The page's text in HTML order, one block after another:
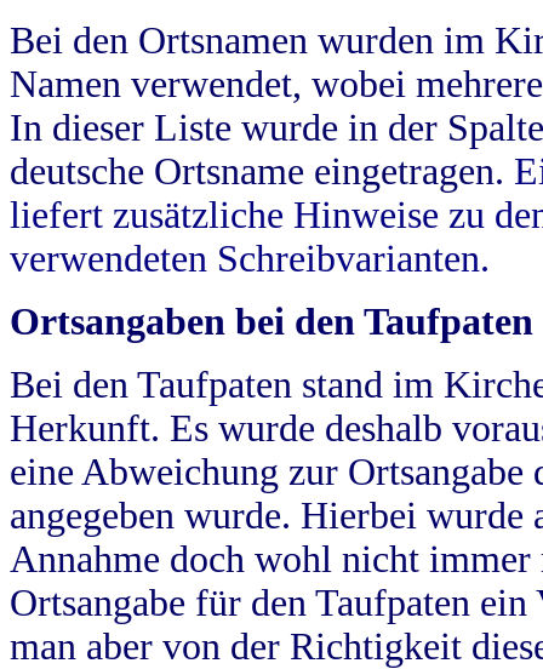
Bei den Ortsnamen wurden im
Namen verwendet, wobei
In dieser Liste wurde in der
deutsche Ortsname eingetragen.
liefert zusätzliche Hinweise zu
verwendeten Schreibvarianten.
Ortsangaben bei den Taufpaten
Bei den Taufpaten stand im
Herkunft. Es wurde deshalb
eine Abweichung zur
angegeben wurde. Hierbei wurde
Annahme doch wohl nicht
Ortsangabe für den Taufpaten
man aber von der Richtigkeit